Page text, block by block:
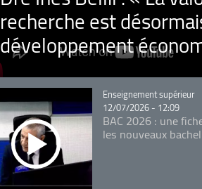
recherche est
développement
Catégorie
Enseignement supérieur
12/07/2026 - 12:09
BAC 2026 : une
les nouveaux